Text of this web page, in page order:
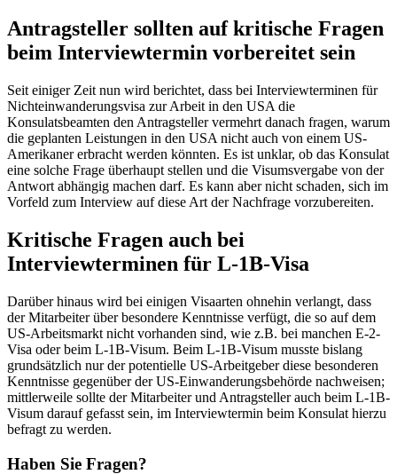
Antragsteller sollten auf kritische Fragen
beim Interviewtermin vorbereitet sein
Seit einiger Zeit nun wird berichtet, dass bei Interviewterminen für
Nichteinwanderungsvisa zur Arbeit in den USA die
Konsulatsbeamten den Antragsteller vermehrt danach fragen, warum
die geplanten Leistungen in den USA nicht auch von einem US-
Amerikaner erbracht werden könnten. Es ist unklar, ob das Konsulat
eine solche Frage überhaupt stellen und die Visumsvergabe von der
Antwort abhängig machen darf. Es kann aber nicht schaden, sich im
Vorfeld zum Interview auf diese Art der Nachfrage vorzubereiten.
Kritische Fragen auch bei
Interviewterminen für L-1B-Visa
Darüber hinaus wird bei einigen Visaarten ohnehin verlangt, dass
der Mitarbeiter über besondere Kenntnisse verfügt, die so auf dem
US-Arbeitsmarkt nicht vorhanden sind, wie z.B. bei manchen E-2-
Visa oder beim L-1B-Visum. Beim L-1B-Visum musste bislang
grundsätzlich nur der potentielle US-Arbeitgeber diese besonderen
Kenntnisse gegenüber der US-Einwanderungsbehörde nachweisen;
mittlerweile sollte der Mitarbeiter und Antragsteller auch beim L-1B-
Visum darauf gefasst sein, im Interviewtermin beim Konsulat hierzu
befragt zu werden.
Haben Sie Fragen?